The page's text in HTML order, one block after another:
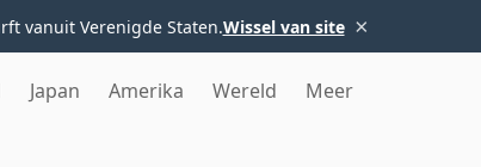
vanuit Verenigde Staten.Wissel van site ×
Japan Amerika Wereld Meer